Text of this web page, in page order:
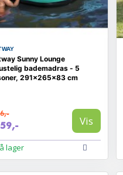
Sunny Lounge
bademadras - 5
291×265×83 cm
Vis
lager